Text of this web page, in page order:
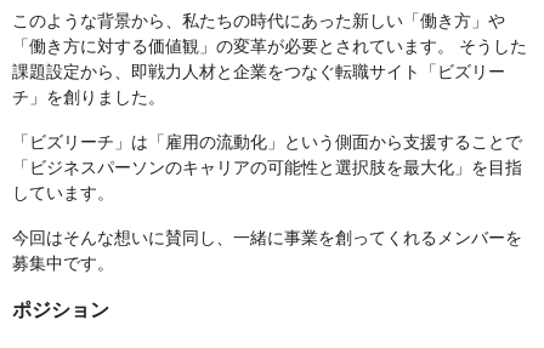
このような背景から、私たちの時代にあった新しい「働き方」や
「働き方に対する価値観」の変革が必要とされています。 そうした
課題設定から、即戦力人材と企業をつなぐ転職サイト「ビズリー
チ」を創りました。
「ビズリーチ」は「雇用の流動化」という側面から支援することで
「ビジネスパーソンのキャリアの可能性と選択肢を最大化」を目指
しています。
今回はそんな想いに賛同し、一緒に事業を創ってくれるメンバーを
募集中です。
ポジション